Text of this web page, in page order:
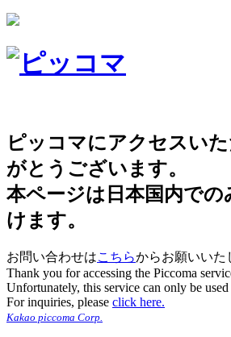
ピッコマにアクセスい
がとうございます。
本ページは日本国内での
けます。
お問い合わせはこちらからお願いいた
Thank you for accessing the Piccoma
Unfortunately, this service can only be used
For inquiries, please click here.
Kakao piccoma Corp.